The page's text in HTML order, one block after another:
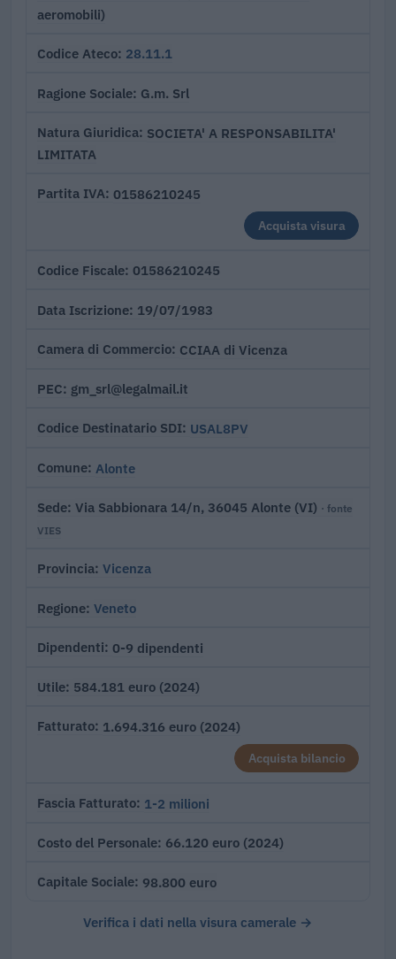
aeromobili)
Codice Ateco 28.11.1
Ragione Sociale G.m. Srl
Natura Giuridica SOCIETA' A RESPONSABILITA'
LIMITATA
Partita IVA 01586210245
Acquista visura
Codice Fiscale 01586210245
Data Iscrizione 19/07/1983
Camera di Commercio CCIAA di Vicenza
PEC gm_srl@legalmail.it
Codice Destinatario SDI USAL8PV
Comune Alonte
Sede Via Sabbionara 14/n, 36045 Alonte (VI) · fonte
VIES
Provincia Vicenza
Regione Veneto
Dipendenti 0-9 dipendenti
Utile 584.181 euro (2024)
Fatturato 1.694.316 euro (2024)
Acquista bilancio
Fascia Fatturato 1-2 milioni
Costo del Personale 66.120 euro (2024)
Capitale Sociale 98.800 euro
Verifica i dati nella visura camerale →